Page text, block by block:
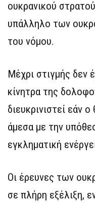
ουκρανικού
υπάλληλο των
του νόμου.
Μέχρι στιγμής δεν
κίνητρα της
διευκρινιστεί εάν
άμεσα με την
εγκληματική
Οι έρευνες των
σε πλήρη εξέλιξη,